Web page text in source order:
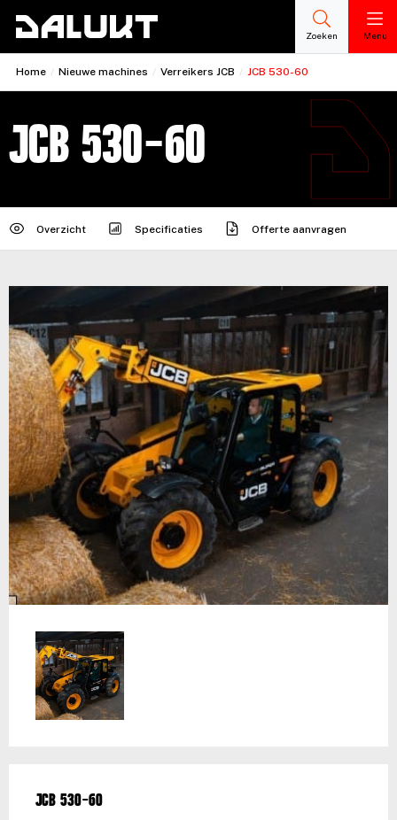
Zoeken Menu
Home / Nieuwe machines / Verreikers JCB / JCB 530-60
JCB 530-60
Overzicht Specificaties Offerte aanvragen
JCB 530-60